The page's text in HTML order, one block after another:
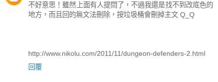
不好意思！雖然上面有人提問了，不過我還是找不到改底色的
地方，而且回的無文法刪除，按垃圾桶會刪掉主文 Q_Q
http://www.nikolu.com/2011/11/dungeon-defenders-2.html
回覆